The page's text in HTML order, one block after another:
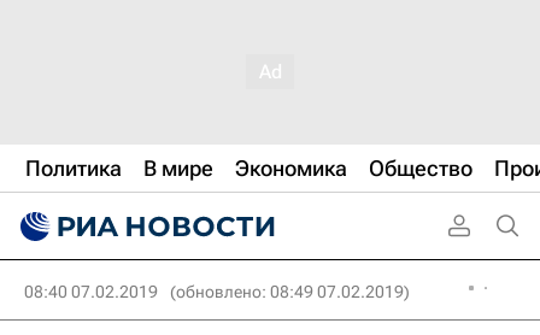
Политика В мире Экономика Общество
08:40 07.02.2019 (обновлено: 08:49 07.02.2019)